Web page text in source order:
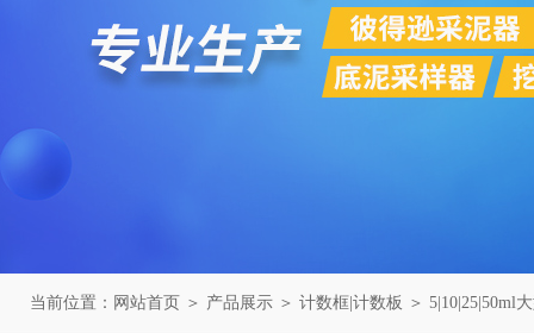
当前位置： 网站首页 ＞ 产品展示 ＞ 计数框|计数板 ＞ 5|10|25|50ml